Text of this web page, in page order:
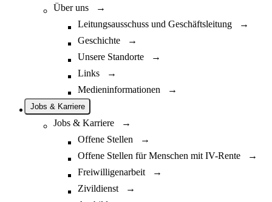
Über uns →
Leitungsausschuss und Geschäftsleitung →
Geschichte →
Unsere Standorte →
Links →
Medieninformationen →
Jobs & Karriere
Jobs & Karriere →
Offene Stellen →
Offene Stellen für Menschen mit IV-Rente →
Freiwilligenarbeit →
Zivildienst →